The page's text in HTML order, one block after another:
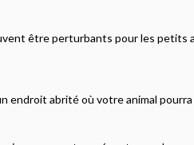
être perturbants pour les petits
endroit abrité où votre animal